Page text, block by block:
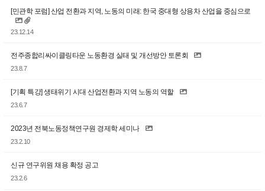
[민관학 포럼] 산업 전환과 지역, 노동의 미래: 한국 중대형 상용차 산업을 중심으로
23.12.14
전주종합리싸이클링타운 노동환경 실태 및 개선방안 토론회
23.8.7
[기획 특강] 생태위기 시대 산업전환과 지역 노동의 역할
23.6.7
2023년 전북노동정책연구원 경제학 세미나
23.2.10
신규 연구위원 채용 확정 공고
23.2.6